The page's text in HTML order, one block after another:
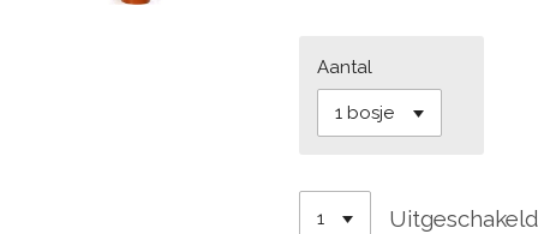
Aantal